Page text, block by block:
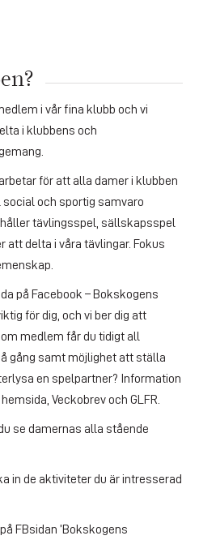
i vår fina klubb och vi
i klubbens och
för att alla damer i klubben
och sportig samvaro
tävlingsspel, sällskapsspel
att delta i våra tävlingar. Fokus
på Facebook – Bokskogens
för dig, och vi ber dig att
medlem får du tidigt all
gång samt möjlighet att ställa
en spelpartner? Information
Veckobrev och GLFR.
se damernas alla stående
in de aktiviteter du är intresserad
FBsidan ’Bokskogens